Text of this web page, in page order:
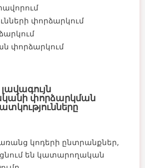
փորձարկում
փորձարկում
լավագույն
փորձարկման
կոդերի ընտրանքներ,
են կատարողական